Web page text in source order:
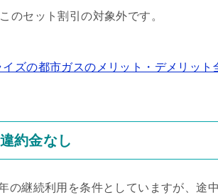
のセット割引の対象外です。
ズの都市ガスのメリット・デメリット
約金なし
の継続利用を条件としていますが、途